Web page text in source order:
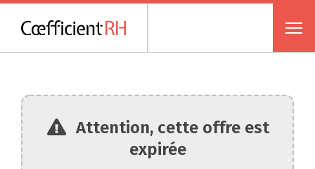
Attention, cette offre est
expirée